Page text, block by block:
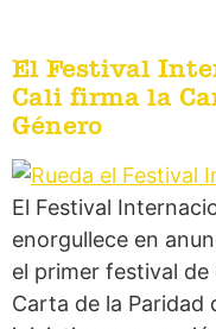
El Festival
Cali firma la
Género
El Festival
enorgullece en
el primer festival
Carta de la Paridad